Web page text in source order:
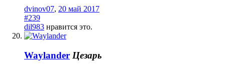
dvinov07, 20 май 2017
#239
dil983 нравится это.
Waylander Цезарь